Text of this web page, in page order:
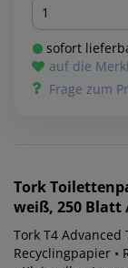
sofort
auf die
Frage zum
Tork
weiß, 250 Blatt
Tork T4
Recyclingpapier •